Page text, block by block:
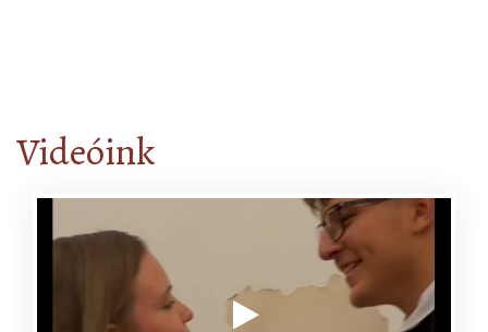
Videóink